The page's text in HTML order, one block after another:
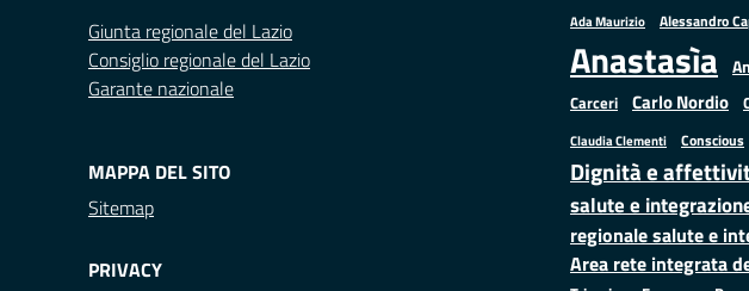
Giunta regionale del Lazio
Consiglio regionale del Lazio
Garante nazionale
MAPPA DEL SITO
Sitemap
PRIVACY
Ada Maurizio Alessandro
Anastasìa
Carceri Carlo Nordio
Claudia Clementi Conscious
Dignità e
salute e
regionale salute e
Area rete integrata